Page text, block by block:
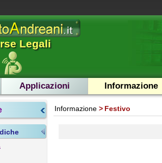
Legali
Applicazioni Informazione
Informazione Festivo